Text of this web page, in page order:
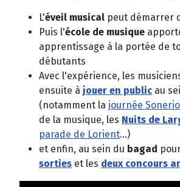
L'éveil musical peut démarrer
Puis l'école de musique
apprentissage à la portée de
débutants
Avec l'expérience, les
ensuite à jouer en public au
(notamment la journée
de la musique, les Nuits de
parade de Lorient...)
et enfin, au sein du bagad
sorties et les deux concours